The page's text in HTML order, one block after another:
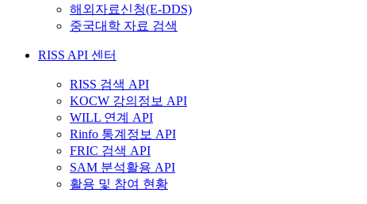
해외자료신청(E-DDS)
중국대학 자료 검색
RISS API 센터
RISS 검색 API
KOCW 강의정보 API
WILL 연계 API
Rinfo 통계정보 API
FRIC 검색 API
SAM 분석활용 API
활용 및 참여 현황